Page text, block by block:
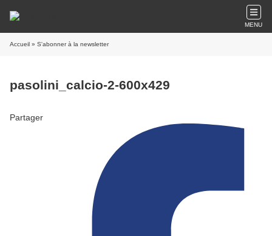
MENU
Accueil » S'abonner à la newsletter
pasolini_calcio-2-600x429
Partager